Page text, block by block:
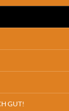
GUT!